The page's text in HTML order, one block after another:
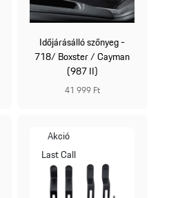
Időjárásálló szőnyeg -
718/ Boxster / Cayman
(987 II)
41 999 Ft
Akció
Last Call